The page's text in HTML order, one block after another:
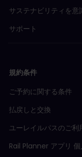
サステナビリティを意
サポート
規約条件
ご予約に関する条件
払戻しと交換
ユーレイルパスのご利
Rail Planner アプリ